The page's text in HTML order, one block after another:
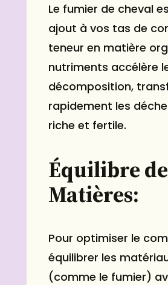
Le fumier de cheval
ajout à vos tas de
teneur en matière
nutriments accélère
décomposition,
rapidement les
riche et fertile.
Équilibre
Matières:
Pour optimiser le
équilibrer les
(comme le fumier)